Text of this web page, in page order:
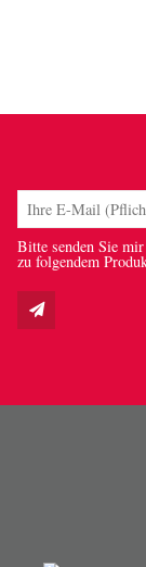
Bitte senden Sie
zu folgendem